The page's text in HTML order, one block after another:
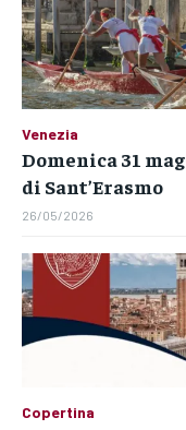
Venezia
Domenica 31
di Sant’Erasmo
26/05/2026
Copertina